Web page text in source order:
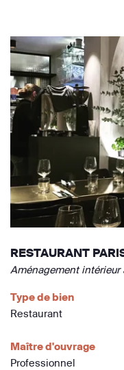
RESTAURANT
Aménagement intérieur
Type de bien
Restaurant
Maître d'ouvrage
Professionnel